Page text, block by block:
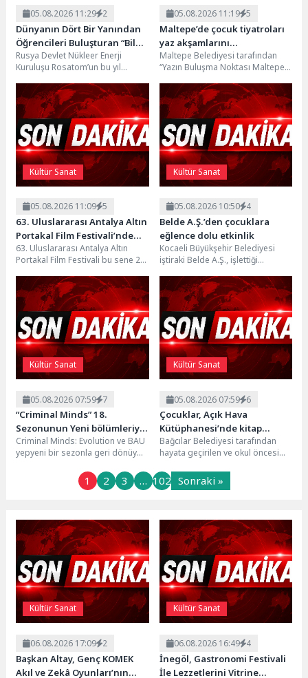
05.08.2026 11:29 2
Dünyanın Dört Bir Yanından
Öğrencileri Buluşturan “Bilgi
Buzkıranı” Seferi Başladı
Rusya Devlet Nükleer Enerji
Kuruluşu Rosatom’un bu yıl
“Bilgi Buzkıranı” seferi, törenle...
05.08.2026 11:19 5
Maltepe’de çocuk tiyatroları
yaz akşamlarını
renklendiriyor
Maltepe Belediyesi tarafından
“Yazın Buluşma Noktası Maltepe”
Tiyatroları, 3 ve 4...
Kültür Sanat
05.08.2026 11:09 5
63. Uluslararası Antalya Altın
Portakal Film Festivali’nde
Ulusal Uzun Jüri Başkanı
Derviş Zaim!
63. Uluslararası Antalya Altın
Portakal Film Festivali bu sene 24-
Kültür Sanat
05.08.2026 10:50 4
Belde A.Ş.’den çocuklara
eğlence dolu etkinlik
Kocaeli Büyükşehir Belediyesi
iştiraki Belde A.Ş., işlettiği
güzel vakit geçirmesi için...
Kültür Sanat
05.08.2026 07:59 7
“Criminal Minds” 18.
Sezonunun Yeni bölümleriyle
Ağustos Ayı Boyunca
Perşembe Günleri 21.30’da FX
Ekranlarında İzleyicilerle
Buluşmaya Devam Ediyor!
Criminal Minds: Evolution ve BAU
yepyeni bir sezonla geri dönüyor.
Kültür Sanat
05.08.2026 07:59 6
Çocuklar, Açık Hava
Kütüphanesi’nde kitap
okuma alışkanlığı
kazanıyorlar
Bağcılar Belediyesi tarafından
hayata geçirilen ve okul öncesi
öğrencilerine kitap...
1 2 3 … 102 Sonraki »
Kültür Sanat
06.08.2026 17:09 2
Başkan Altay, Genç KOMEK
Akıl ve Zekâ Oyunları’nın
Kültür Sanat
06.08.2026 16:49 4
İnegöl, Gastronomi Festivali
İle Lezzetlerini Vitrine